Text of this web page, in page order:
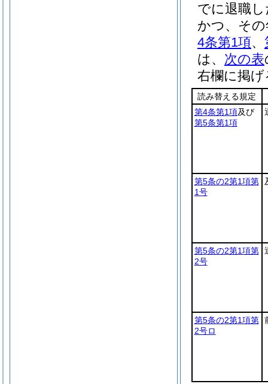
でに退職
かつ、そ
4条第1項、
は、 次の表
右欄に掲
読み替える規定
第4条第1項及び
第5条第1項
第5条の2第1項第
1号
第5条の2第1項第
2号
第5条の2第1項第
2号ロ